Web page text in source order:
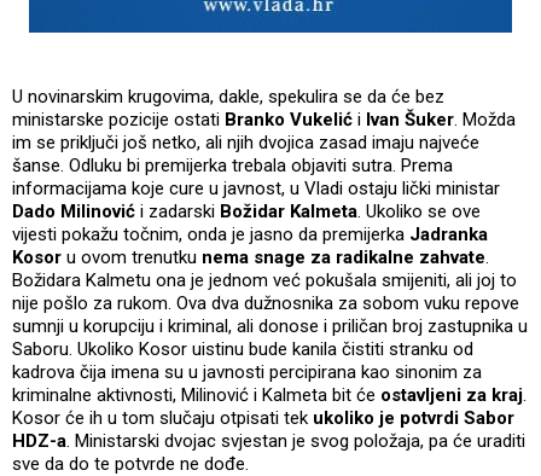
U novinarskim krugovima, dakle, spekulira se da će bez
ministarske pozicije ostati Branko Vukelić i Ivan Šuker. Možda
im se priključi još netko, ali njih dvojica zasad imaju najveće
šanse. Odluku bi premijerka trebala objaviti sutra. Prema
informacijama koje cure u javnost, u Vladi ostaju lički ministar
Dado Milinović i zadarski Božidar Kalmeta. Ukoliko se ove
vijesti pokažu točnim, onda je jasno da premijerka Jadranka
Kosor u ovom trenutku nema snage za radikalne zahvate.
Božidara Kalmetu ona je jednom već pokušala smijeniti, ali joj to
nije pošlo za rukom. Ova dva dužnosnika za sobom vuku repove
sumnji u korupciju i kriminal, ali donose i priličan broj zastupnika u
Saboru. Ukoliko Kosor uistinu bude kanila čistiti stranku od
kadrova čija imena su u javnosti percipirana kao sinonim za
kriminalne aktivnosti, Milinović i Kalmeta bit će ostavljeni za kraj.
Kosor će ih u tom slučaju otpisati tek ukoliko je potvrdi Sabor
HDZ-a. Ministarski dvojac svjestan je svog položaja, pa će uraditi
sve da do te potvrde ne dođe.